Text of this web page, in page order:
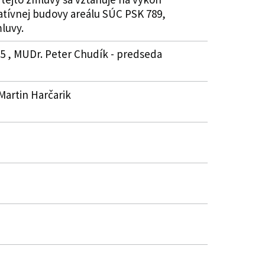
budovy areálu SÚC PSK 789,
, MUDr. Peter Chudík - predseda
Harčarik